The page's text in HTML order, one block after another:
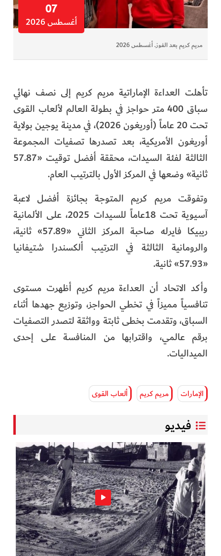
07
أغسطس 2026
مريم كريم بعد الفوز. أغسطس 2026
تأهلت العداءة الإماراتية مريم كريم إلى نصف نهائي
سباق 400 متر حواجز في بطولة العالم لألعاب القوى
تحت 20 عاماً (أوريغون 2026)، في مدينة يوجين بولاية
أوريغون الأمريكية، بعد تصدرها تصفيات المجموعة
الثالثة لفئة السيدات، محققة أفضل توقيت «57.87
ثانية» وضعها في المركز الأول بالترتيب العام.
وتفوقت مريم كريم المتوجة بجائزة أفضل لاعبة
آسيوية تحت 18عاماً للسيدات 2025، على الألمانية
ريبيكا فايرله صاحبة المركز الثاني «57.89» ثانية،
والرومانية الثالثة في الترتيب ألكسندرا شتيفانيا
«57.93» ثانية.
وأكد الاتحاد أن العداءة مريم كريم أظهرت مستوى
تنافسياً مميزاً في تخطي الحواجز، وتوزيع جهدها أثناء
السباق، وتقدمت بخطى ثابتة وواثقة لتصدر التصفيات
برقم عالمي، واقترابها من المنافسة على إحدى
الميداليات.
الإمارات مريم كريم ألعاب القوى
فيديو